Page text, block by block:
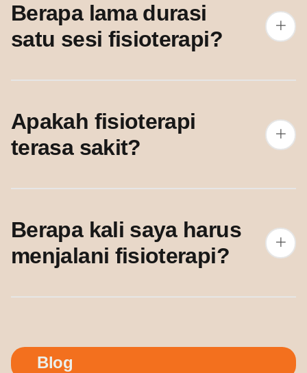
Berapa lama durasi
satu sesi fisioterapi?
Apakah fisioterapi
terasa sakit?
Berapa kali saya harus
menjalani fisioterapi?
Blog